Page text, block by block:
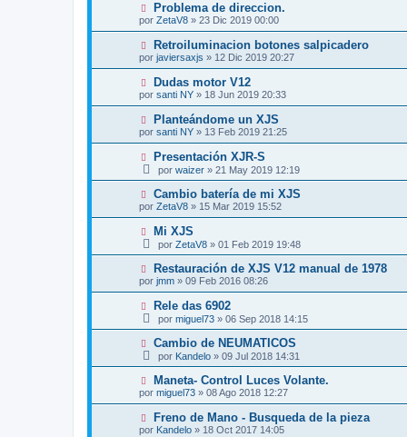
Problema de direccion.
por ZetaV8 » 23 Dic 2019 00:00
Retroiluminacion botones salpicadero
por javiersaxjs » 12 Dic 2019 20:27
Dudas motor V12
por santi NY » 18 Jun 2019 20:33
Planteándome un XJS
por santi NY » 13 Feb 2019 21:25
Presentación XJR-S
por waizer » 21 May 2019 12:19
Cambio batería de mi XJS
por ZetaV8 » 15 Mar 2019 15:52
Mi XJS
por ZetaV8 » 01 Feb 2019 19:48
Restauración de XJS V12 manual de 1978
por jmm » 09 Feb 2016 08:26
Rele das 6902
por miguel73 » 06 Sep 2018 14:15
Cambio de NEUMATICOS
por Kandelo » 09 Jul 2018 14:31
Maneta- Control Luces Volante.
por miguel73 » 08 Ago 2018 12:27
Freno de Mano - Busqueda de la pieza
por Kandelo » 18 Oct 2017 14:05